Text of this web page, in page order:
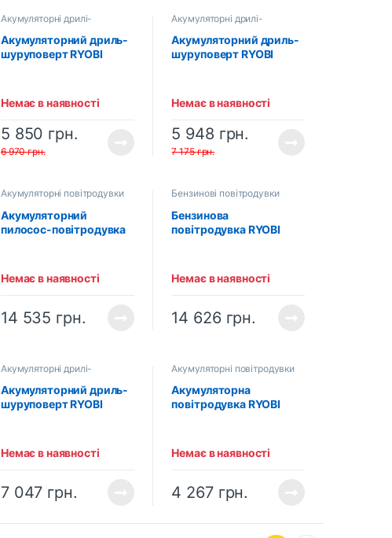
Акумуляторні дрилі-
шуруповерти
Акумуляторний дриль-
шуруповерт RYOBI
адаптер PA-MT21R,
зарядний пристрій)
Немає в наявності
5 850 грн.
6 970грн.
Акумуляторні дрилі-
шуруповерти
Акумуляторний дриль-
шуруповерт RYOBI
MT21R, зарядний
пристрій)
Немає в наявності
5 948 грн.
7 175грн.
Акумуляторні повітродувки
Акумуляторний
пилосос-повітродувка
пристрій)
(5133004641)
Немає в наявності
14 535 грн.
Бензинові повітродувки
Бензинова
повітродувка RYOBI
Немає в наявності
14 626 грн.
Акумуляторні дрилі-
шуруповерти
Акумуляторний дриль-
шуруповерт RYOBI
Немає в наявності
7 047 грн.
Акумуляторні повітродувки
Акумуляторна
повітродувка RYOBI
Немає в наявності
4 267 грн.